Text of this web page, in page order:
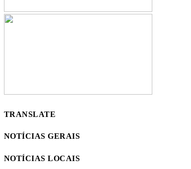
TRANSLATE
NOTÍCIAS GERAIS
NOTÍCIAS LOCAIS